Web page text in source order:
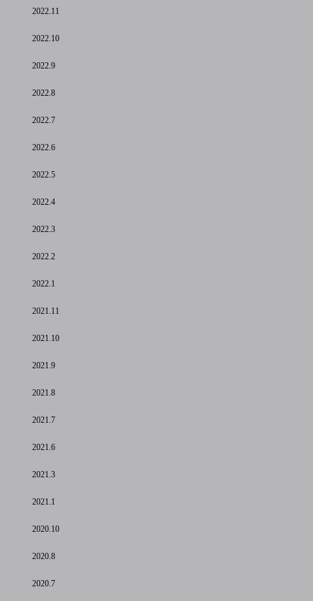
2022.11
2022.10
2022.9
2022.8
2022.7
2022.6
2022.5
2022.4
2022.3
2022.2
2022.1
2021.11
2021.10
2021.9
2021.8
2021.7
2021.6
2021.3
2021.1
2020.10
2020.8
2020.7